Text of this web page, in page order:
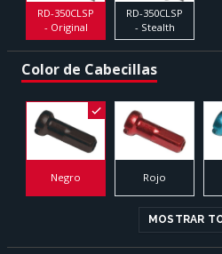
RD-350CLSP
- Original
RD-350CLSP
- Stealth
Color de Cabecillas
Negro Rojo
MOSTRAR